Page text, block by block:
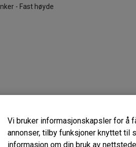
- Fast høyde
Vi bruker informasjonskapsler for å
annonser, tilby funksjoner knyttet til
informasjon om din bruk av